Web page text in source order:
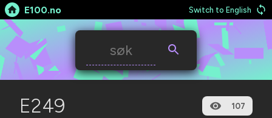
E100.no Switch to English
E249 107